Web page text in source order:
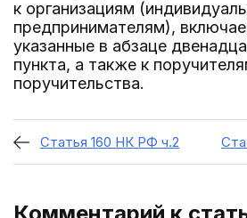
к организациям
предпринимателям),
указанные в абзаце
пункта, а также к
поручительства.
Статья 160 НК РФ ч.2